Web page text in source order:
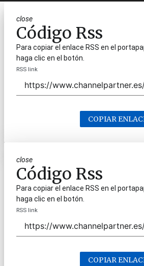
close
Código Rss
Para copiar el enlace RSS en el
haga clic en el botón.
RSS link
COPIAR
close
Código Rss
Para copiar el enlace RSS en el
haga clic en el botón.
RSS link
COPIAR